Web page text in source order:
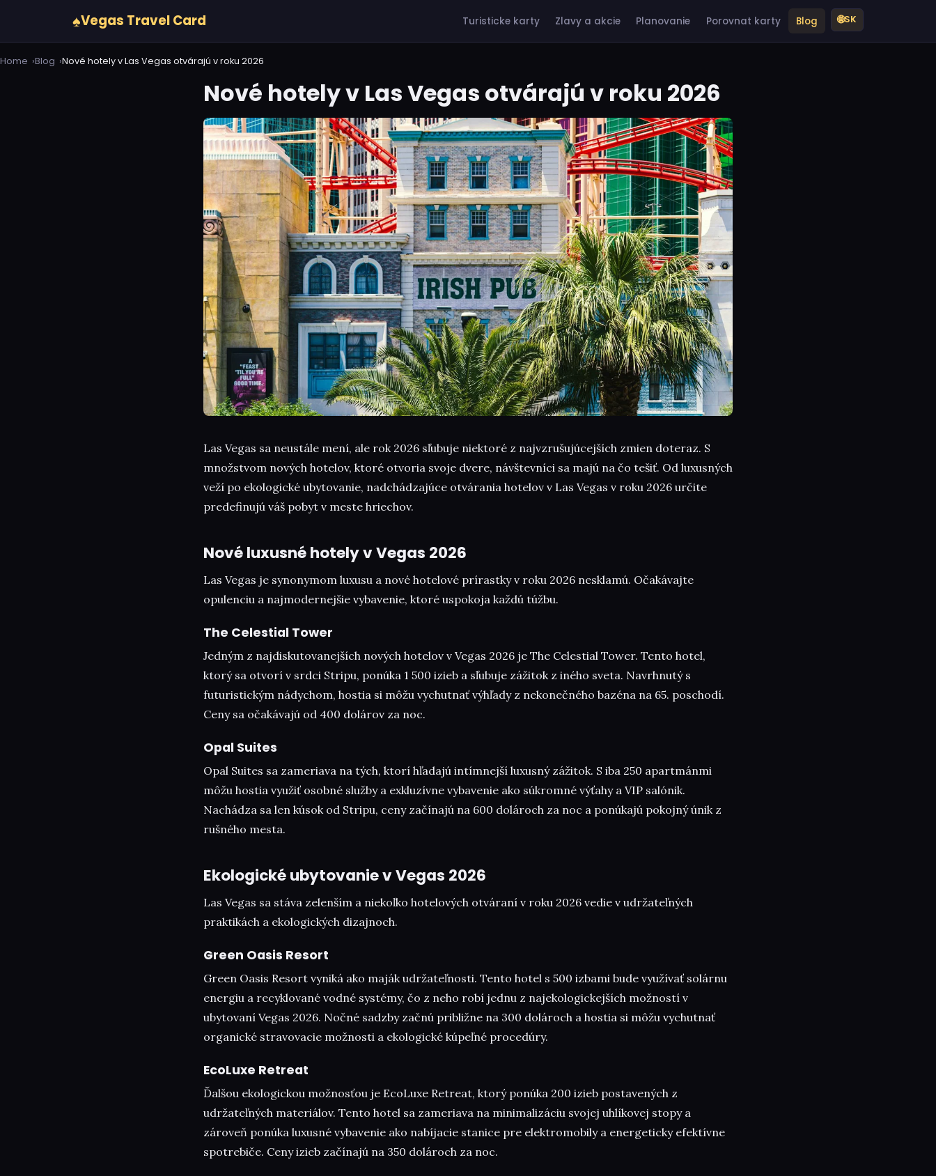
♠Vegas Travel Card Turisticke karty Zlavy a akcie Planovanie Porovnat karty Blog 🌐SK
Home Blog Nové hotely v Las Vegas otvárajú v roku 2026
Nové hotely v Las Vegas otvárajú v roku 2026
Las Vegas sa neustále mení, ale rok 2026 sľubuje niektoré z najvzrušujúcejších zmien doteraz. S
množstvom nových hotelov, ktoré otvoria svoje dvere, návštevníci sa majú na čo tešiť. Od luxusných
veží po ekologické ubytovanie, nadchádzajúce otvárania hotelov v Las Vegas v roku 2026 určite
predefinujú váš pobyt v meste hriechov.
Nové luxusné hotely v Vegas 2026
Las Vegas je synonymom luxusu a nové hotelové prírastky v roku 2026 nesklamú. Očakávajte
opulenciu a najmodernejšie vybavenie, ktoré uspokoja každú túžbu.
The Celestial Tower
Jedným z najdiskutovanejších nových hotelov v Vegas 2026 je The Celestial Tower. Tento hotel,
ktorý sa otvorí v srdci Stripu, ponúka 1 500 izieb a sľubuje zážitok z iného sveta. Navrhnutý s
futuristickým nádychom, hostia si môžu vychutnať výhľady z nekonečného bazéna na 65. poschodí.
Ceny sa očakávajú od 400 dolárov za noc.
Opal Suites
Opal Suites sa zameriava na tých, ktorí hľadajú intímnejší luxusný zážitok. S iba 250 apartmánmi
môžu hostia využiť osobné služby a exkluzívne vybavenie ako súkromné výťahy a VIP salónik.
Nachádza sa len kúsok od Stripu, ceny začínajú na 600 dolároch za noc a ponúkajú pokojný únik z
rušného mesta.
Ekologické ubytovanie v Vegas 2026
Las Vegas sa stáva zelenším a niekoľko hotelových otváraní v roku 2026 vedie v udržateľných
praktikách a ekologických dizajnoch.
Green Oasis Resort
Green Oasis Resort vyniká ako maják udržateľnosti. Tento hotel s 500 izbami bude využívať solárnu
energiu a recyklované vodné systémy, čo z neho robí jednu z najekologickejších možností v
ubytovaní Vegas 2026. Nočné sadzby začnú približne na 300 dolároch a hostia si môžu vychutnať
organické stravovacie možnosti a ekologické kúpeľné procedúry.
EcoLuxe Retreat
Ďalšou ekologickou možnosťou je EcoLuxe Retreat, ktorý ponúka 200 izieb postavených z
udržateľných materiálov. Tento hotel sa zameriava na minimalizáciu svojej uhlíkovej stopy a
zároveň ponúka luxusné vybavenie ako nabíjacie stanice pre elektromobily a energeticky efektívne
spotrebiče. Ceny izieb začínajú na 350 dolároch za noc.